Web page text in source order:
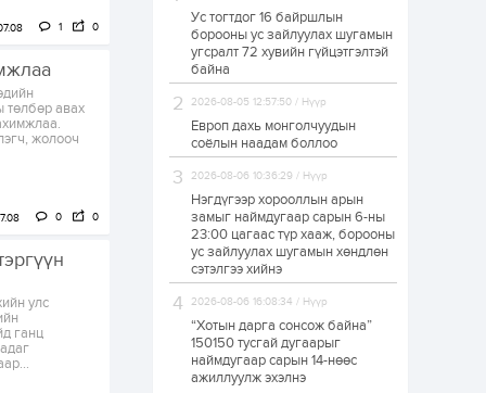
1 0
төлбөр авах
жолооч
0 0
улс
ганц
ЗГ: Автобензин,
дизель түлшний
онцгой албан
1 өдөр
З.Мэндсайхан:
Хүнсний нөөцийг
бэлтгэх агуулах,
зоорь бэлтгэх ААН-
үүдэд хөнгөлөлттэй
зээл олгоно
1 өдөр 1
Европ дахь
монголчуудын
соёлын наадам
боллоо
1 өдөр
Өнгөрсөн сард
1,439.2 кг үнэт
Ус тогтдог 16 байршлын
борооны ус зайлуулах шугамын
угсралт 72 хувийн гүйцэтгэлтэй
байна
2026-08-05 12:57:50 / Нүүр
Европ дахь монголчуудын
соёлын наадам боллоо
2026-08-06 10:36:29 / Нүүр
Нэгдүгээр хорооллын арын
замыг наймдугаар сарын 6-ны
23:00 цагаас түр хааж, борооны
ус зайлуулах шугамын хөндлөн
сэтэлгээ хийнэ
2026-08-06 16:08:34 / Нүүр
“Хотын дарга сонсож байна”
150150 тусгай дугаарыг
наймдугаар сарын 14-нөөс
ажиллуулж эхэлнэ